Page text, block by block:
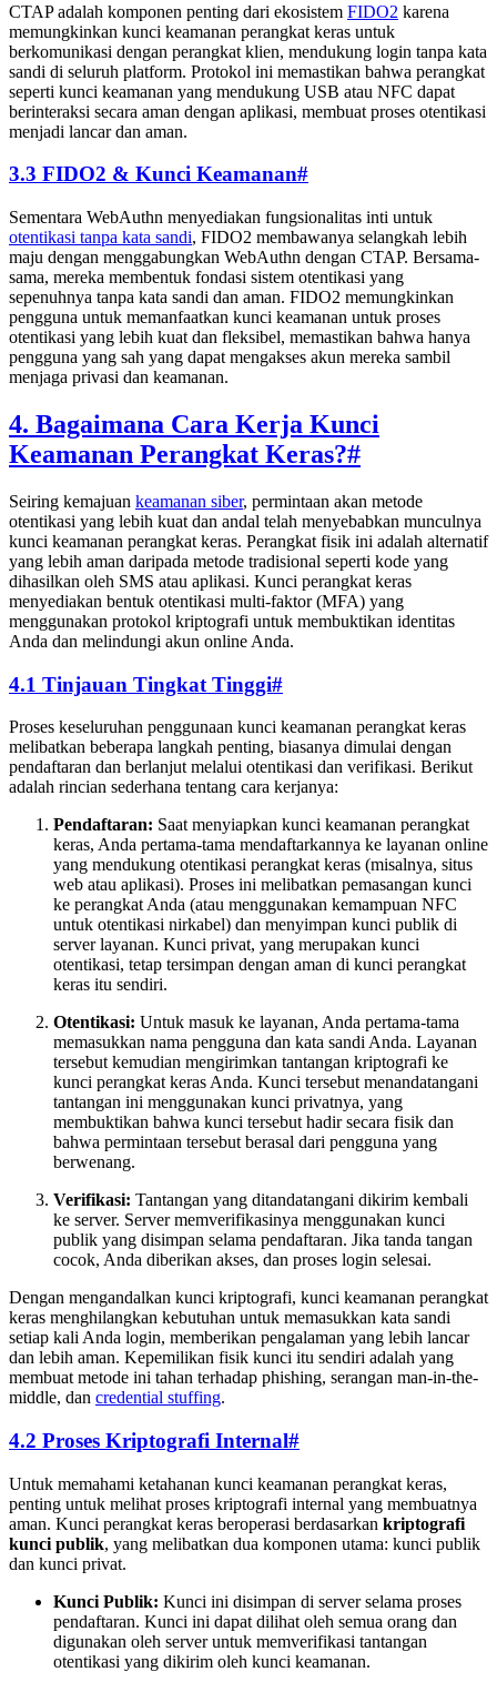
CTAP adalah komponen penting dari ekosistem FIDO2 karena
memungkinkan kunci keamanan perangkat keras untuk
berkomunikasi dengan perangkat klien, mendukung login tanpa kata
sandi di seluruh platform. Protokol ini memastikan bahwa perangkat
seperti kunci keamanan yang mendukung USB atau NFC dapat
berinteraksi secara aman dengan aplikasi, membuat proses otentikasi
menjadi lancar dan aman.
3.3 FIDO2 & Kunci Keamanan#
Sementara WebAuthn menyediakan fungsionalitas inti untuk
otentikasi tanpa kata sandi, FIDO2 membawanya selangkah lebih
maju dengan menggabungkan WebAuthn dengan CTAP. Bersama-
sama, mereka membentuk fondasi sistem otentikasi yang
sepenuhnya tanpa kata sandi dan aman. FIDO2 memungkinkan
pengguna untuk memanfaatkan kunci keamanan untuk proses
otentikasi yang lebih kuat dan fleksibel, memastikan bahwa hanya
pengguna yang sah yang dapat mengakses akun mereka sambil
menjaga privasi dan keamanan.
4. Bagaimana Cara Kerja Kunci
Keamanan Perangkat Keras?#
Seiring kemajuan keamanan siber, permintaan akan metode
otentikasi yang lebih kuat dan andal telah menyebabkan munculnya
kunci keamanan perangkat keras. Perangkat fisik ini adalah alternatif
yang lebih aman daripada metode tradisional seperti kode yang
dihasilkan oleh SMS atau aplikasi. Kunci perangkat keras
menyediakan bentuk otentikasi multi-faktor (MFA) yang
menggunakan protokol kriptografi untuk membuktikan identitas
Anda dan melindungi akun online Anda.
4.1 Tinjauan Tingkat Tinggi#
Proses keseluruhan penggunaan kunci keamanan perangkat keras
melibatkan beberapa langkah penting, biasanya dimulai dengan
pendaftaran dan berlanjut melalui otentikasi dan verifikasi. Berikut
adalah rincian sederhana tentang cara kerjanya:
Pendaftaran: Saat menyiapkan kunci keamanan perangkat
keras, Anda pertama-tama mendaftarkannya ke layanan online
yang mendukung otentikasi perangkat keras (misalnya, situs
web atau aplikasi). Proses ini melibatkan pemasangan kunci
ke perangkat Anda (atau menggunakan kemampuan NFC
untuk otentikasi nirkabel) dan menyimpan kunci publik di
server layanan. Kunci privat, yang merupakan kunci
otentikasi, tetap tersimpan dengan aman di kunci perangkat
keras itu sendiri.
Otentikasi: Untuk masuk ke layanan, Anda pertama-tama
memasukkan nama pengguna dan kata sandi Anda. Layanan
tersebut kemudian mengirimkan tantangan kriptografi ke
kunci perangkat keras Anda. Kunci tersebut menandatangani
tantangan ini menggunakan kunci privatnya, yang
membuktikan bahwa kunci tersebut hadir secara fisik dan
bahwa permintaan tersebut berasal dari pengguna yang
berwenang.
Verifikasi: Tantangan yang ditandatangani dikirim kembali
ke server. Server memverifikasinya menggunakan kunci
publik yang disimpan selama pendaftaran. Jika tanda tangan
cocok, Anda diberikan akses, dan proses login selesai.
Dengan mengandalkan kunci kriptografi, kunci keamanan perangkat
keras menghilangkan kebutuhan untuk memasukkan kata sandi
setiap kali Anda login, memberikan pengalaman yang lebih lancar
dan lebih aman. Kepemilikan fisik kunci itu sendiri adalah yang
membuat metode ini tahan terhadap phishing, serangan man-in-the-
middle, dan credential stuffing.
4.2 Proses Kriptografi Internal#
Untuk memahami ketahanan kunci keamanan perangkat keras,
penting untuk melihat proses kriptografi internal yang membuatnya
aman. Kunci perangkat keras beroperasi berdasarkan kriptografi
kunci publik, yang melibatkan dua komponen utama: kunci publik
dan kunci privat.
Kunci Publik: Kunci ini disimpan di server selama proses
pendaftaran. Kunci ini dapat dilihat oleh semua orang dan
digunakan oleh server untuk memverifikasi tantangan
otentikasi yang dikirim oleh kunci keamanan.